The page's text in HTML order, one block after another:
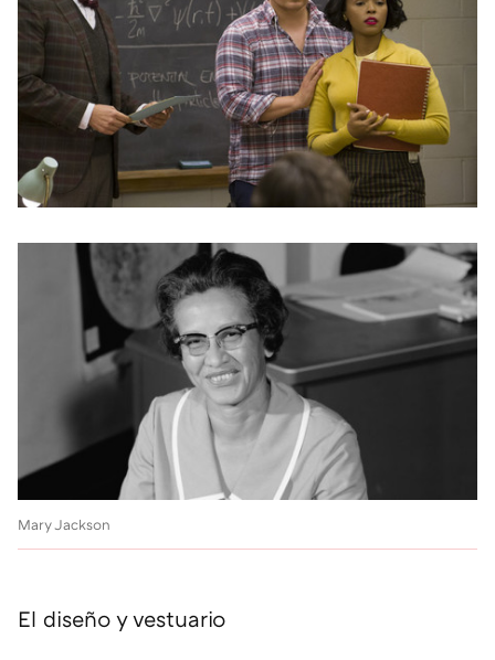
Mary Jackson
El diseño y vestuario